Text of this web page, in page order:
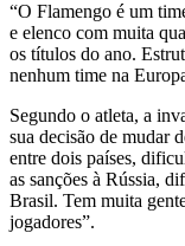
“O Flamengo é um
e elenco com muita
os títulos do ano.
nenhum time na
Segundo o atleta, a
sua decisão de mudar
entre dois países,
as sanções à Rússia,
Brasil. Tem muita
jogadores”.